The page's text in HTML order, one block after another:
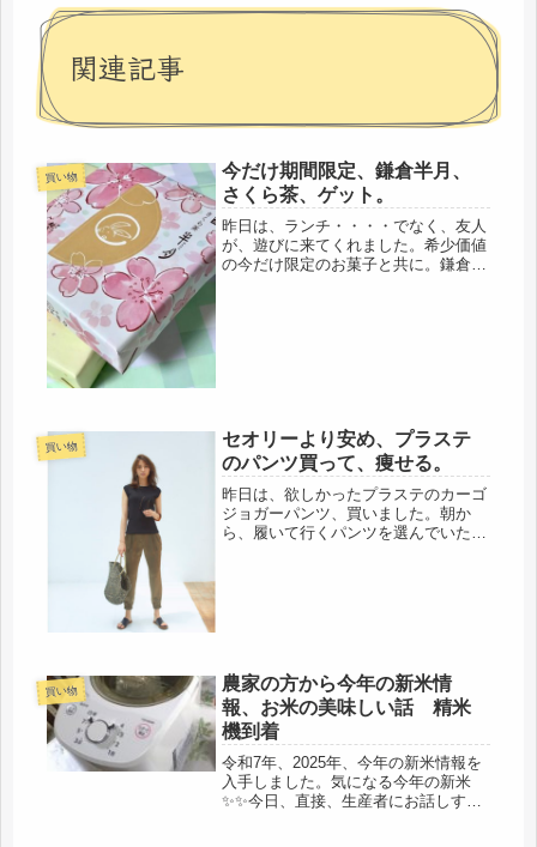
関連記事
買い物
今だけ期間限定、鎌倉半月、
さくら茶、ゲット。
昨日は、ランチ・・・・でなく、友人
が、遊びに来てくれました。希少価値
の今だけ限定のお菓子と共に。鎌倉五
買い物
セオリーより安め、プラステ
のパンツ買って、痩せる。
昨日は、欲しかったプラステのカーゴ
ジョガーパンツ、買いました。朝か
ら、履いて行くパンツを選んでいた
買い物
農家の方から今年の新米情
報、お米の美味しい話 精米
機到着
令和7年、2025年、今年の新米情報を
入手しました。気になる今年の新米
✨✨今日、直接、生産者にお話しする